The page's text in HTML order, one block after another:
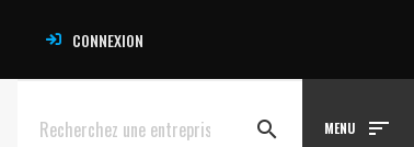
CONNEXION
search MENU sort